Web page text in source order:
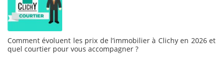
Comment évoluent les prix de l’immobilier à Clichy en 2026 et
quel courtier pour vous accompagner ?